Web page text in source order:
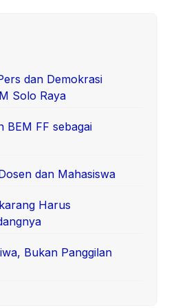
dan Demokrasi
Solo Raya
BEM FF sebagai
dan Mahasiswa
Harus
Bukan Panggilan